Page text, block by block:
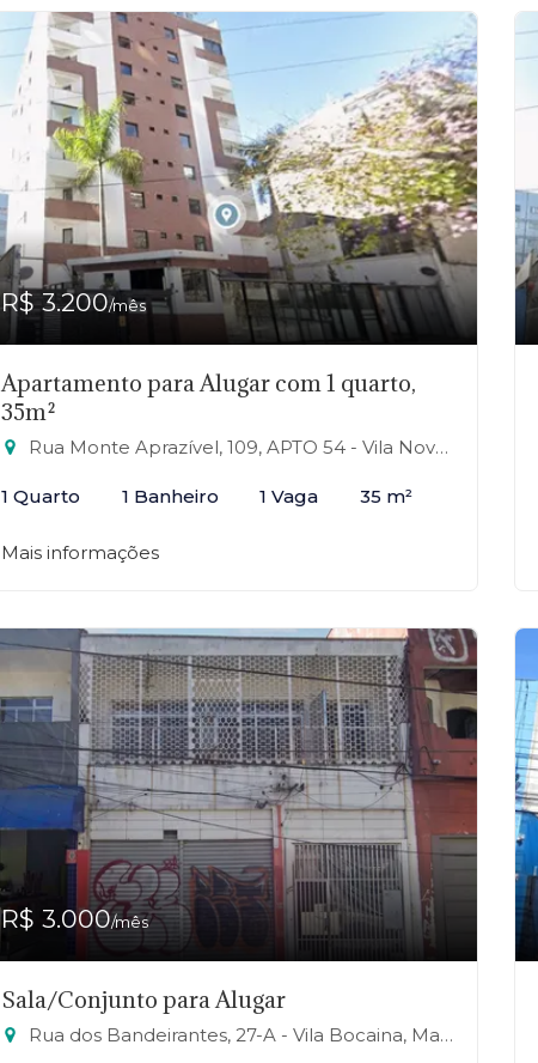
R$ 3.200/mês
Apartamento para Alugar com 1 quarto,
35m²
Rua Monte Aprazível, 109, APTO 54 - Vila Nova Conceição, São Paulo-SP
1 Quarto 1 Banheiro 1 Vaga 35 m²
Mais informações
R$ 3.000/mês
Sala/Conjunto para Alugar
Rua dos Bandeirantes, 27-A - Vila Bocaina, Mauá-SP